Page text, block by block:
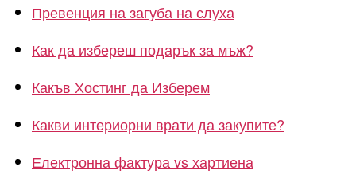
Превенция на загуба на слуха
Как да избереш подарък за мъж?
Какъв Хостинг да Изберем
Какви интериорни врати да закупите?
Електронна фактура vs хартиена